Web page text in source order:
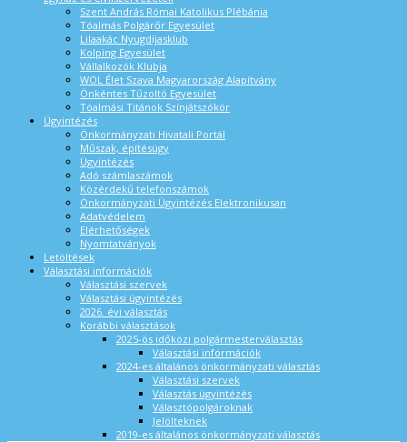
Szent András Római Katolikus Plébánia
Tóalmás Polgárőr Egyesület
Lilaakác Nyugdíjasklub
Kolping Egyesület
Vállalkozók Klubja
WOL Élet Szava Magyarország Alapítvány
Önkéntes Tűzoltó Egyesület
Tóalmási Titánok Színjátszókör
Ügyintézés
Önkormányzati Hivatali Portál
Műszak, építésügy
Ügyintézés
Adó számlaszámok
Közérdekű telefonszámok
Önkormányzati Ügyintézés Elektronikusan
Adatvédelem
Elérhetőségek
Nyomtatványok
Letöltések
Választási információk
Választási szervek
Választási ügyintézés
2026. évi választás
Korábbi választások
2025-ös időközi polgármesterválasztás
Választási információk
2024-es általános önkormányzati választás
Választási szervek
Választás ügyintézés
Választópolgároknak
Jelölteknek
2019-es általános önkormányzati választás